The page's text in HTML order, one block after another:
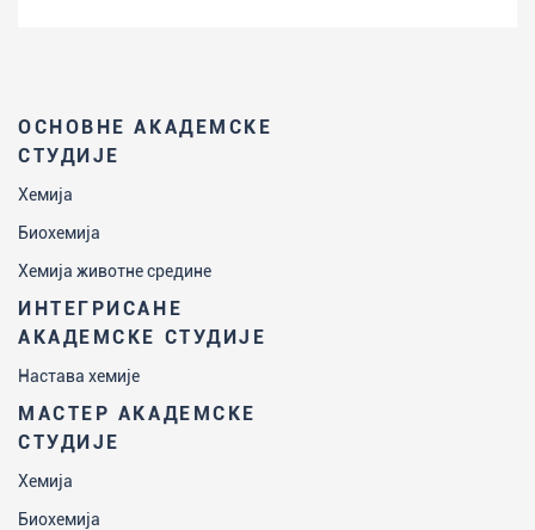
ОСНОВНЕ АКАДЕМСКЕ
СТУДИЈЕ
Хемија
Биохемија
Хемија животне средине
ИНТЕГРИСАНЕ
АКАДЕМСКЕ СТУДИЈЕ
Настава хемије
МАСТЕР АКАДЕМСКЕ
СТУДИЈЕ
Хемија
Биохемија